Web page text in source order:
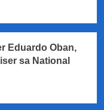
Eduardo Oban,
sa National